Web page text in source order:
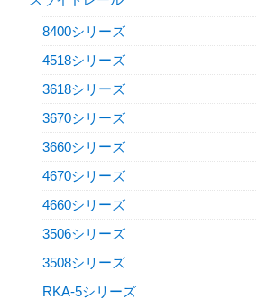
8400シリーズ
4518シリーズ
3618シリーズ
3670シリーズ
3660シリーズ
4670シリーズ
4660シリーズ
3506シリーズ
3508シリーズ
RKA-5シリーズ